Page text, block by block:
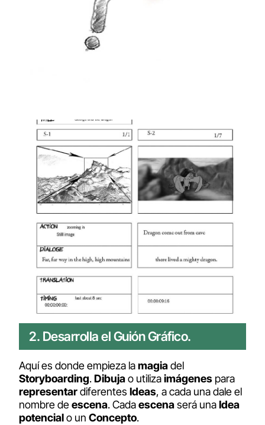
2. Desarrolla el Guión Gráfico.
Aquí es donde empieza lamagiadel
Storyboarding.Dibujao utilizaimágenes para
representardiferentes Ideas, a cada una dale el
nombre deescena. Cadaescenaserá unaIdea
potencialo un Concepto.